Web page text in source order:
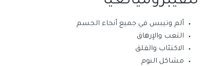
ألم وتيبس في جميع أنحاء الجسم
التعب والإرهاق
الاكتئاب والقلق
مشاكل النوم